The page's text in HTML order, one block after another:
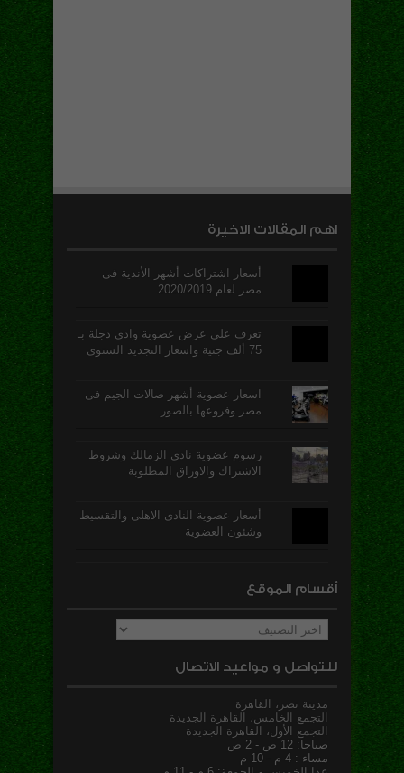
اهم المقالات الاخيرة
أسعار اشتراكات أشهر الأندية فى
مصر لعام 2020/2019
تعرف على عرض عضوية وادى دجلة بـ
75 ألف جنية واسعار التجديد السنوى
اسعار عضوية أشهر صالات الجيم فى
مصر وفروعها بالصور
رسوم عضوية نادي الزمالك وشروط
الاشتراك والاوراق المطلوبة
أسعار عضوية النادى الاهلى والتقسيط
وشئون العضوية
أقسام الموقع
أقسام
الموقع
للتواصل و مواعيد الاتصال
مدينة نصر، القاهرة
التجمع الخامس، القاهرة الجديدة
التجمع الأول، القاهرة الجديدة
صباحا: 12 ص - 2 ص
مساء : 4 م - 10 م